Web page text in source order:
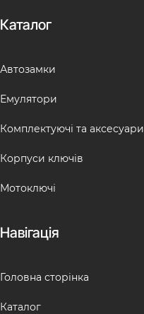
Каталог
Автозамки
Емулятори
Комплектуючі та аксесуари
Корпуси ключів
Мотоключі
Навігація
Головна сторінка
Каталог